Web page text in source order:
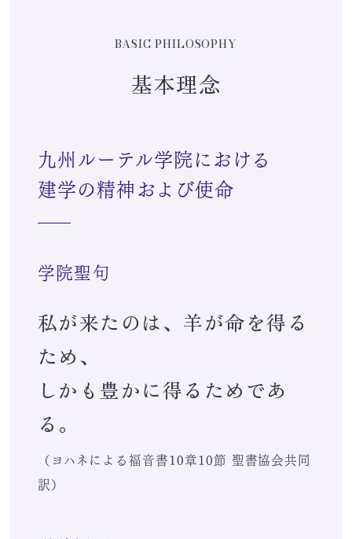
BASIC PHILOSOPHY
基本理念
九州ルーテル学院における
建学の精神および使命
学院聖句
私が来たのは、羊が命を得る
ため、
しかも豊かに得るためであ
る。
（ヨハネによる福音書10章10節 聖書協会共同
訳）